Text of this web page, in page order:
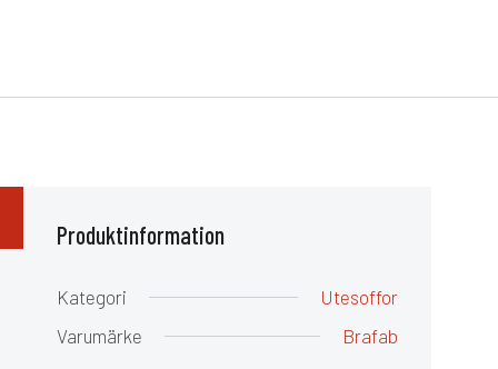
Produktinformation
Kategori
Utesoffor
Varumärke
Brafab